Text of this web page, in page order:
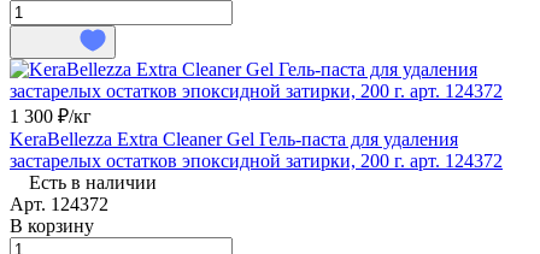
1 300 ₽/кг
KeraBellezza Extra Cleaner Gel Гель-паста для удаления
застарелых остатков эпоксидной затирки, 200 г. арт. 124372
Есть в наличии
Арт. 124372
В корзину